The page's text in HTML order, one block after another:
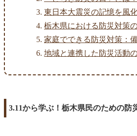
東日本大震災の記憶を風
栃木県における防災対策
家庭でできる防災対策：
地域と連携した防災活動
3.11から学ぶ！栃木県民のための防